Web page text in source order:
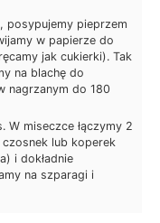
posypujemy pieprzem
w papierze do
jak cukierki). Tak
na blachę do
nagrzanym do 180
miseczce łączymy 2
czosnek lub koperek
i dokładnie
na szparagi i